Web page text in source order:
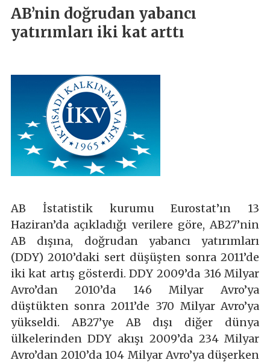
AB’nin doğrudan yabancı
yatırımları iki kat arttı
AB İstatistik kurumu Eurostat’ın 13
Haziran’da açıkladığı verilere göre, AB27’nin
AB dışına, doğrudan yabancı yatırımları
(DDY) 2010’daki sert düşüşten sonra 2011’de
iki kat artış gösterdi. DDY 2009’da 316 Milyar
Avro’dan 2010’da 146 Milyar Avro’ya
düştükten sonra 2011’de 370 Milyar Avro’ya
yükseldi. AB27’ye AB dışı diğer dünya
ülkelerinden DDY akışı 2009’da 234 Milyar
Avro’dan 2010’da 104 Milyar Avro’ya düşerken